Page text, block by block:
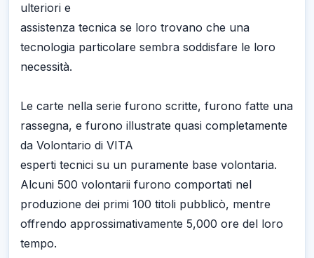
ulteriori e
assistenza tecnica se loro trovano che una
tecnologia particolare sembra soddisfare le loro
necessità.
Le carte nella serie furono scritte, furono fatte una
rassegna, e furono illustrate quasi completamente
da Volontario di VITA
esperti tecnici su un puramente base volontaria.
Alcuni 500 volontarii furono comportati nel
produzione dei primi 100 titoli pubblicò, mentre
offrendo approssimativamente 5,000 ore del loro
tempo.